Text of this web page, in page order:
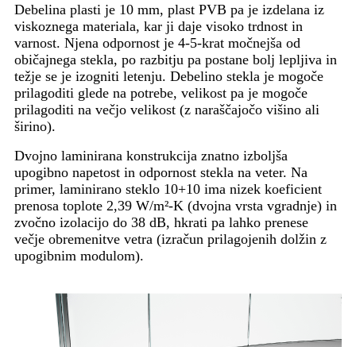
Debelina plasti je 10 mm, plast PVB pa je izdelana iz
viskoznega materiala, kar ji daje visoko trdnost in
varnost. Njena odpornost je 4-5-krat močnejša od
običajnega stekla, po razbitju pa postane bolj lepljiva in
težje se je izogniti letenju. Debelino stekla je mogoče
prilagoditi glede na potrebe, velikost pa je mogoče
prilagoditi na večjo velikost (z naraščajočo višino ali
širino).
Dvojno laminirana konstrukcija znatno izboljša
upogibno napetost in odpornost stekla na veter. Na
primer, laminirano steklo 10+10 ima nizek koeficient
prenosa toplote 2,39 W/m²-K (dvojna vrsta vgradnje) in
zvočno izolacijo do 38 dB, hkrati pa lahko prenese
večje obremenitve vetra (izračun prilagojenih dolžin z
upogibnim modulom).